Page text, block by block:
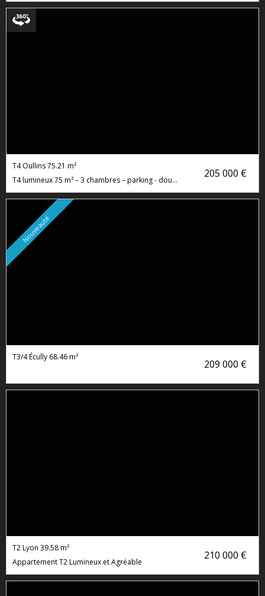
205 000 €
T4 Oullins75.21 m²
T4 lumineux 75 m² – 3 chambres – parking - double balcon – Oullins
Nouveauté
209 000 €
T3/4 Écully 68.46 m²
210 000 €
T2 Lyon 39.58 m²
Appartement T2 Lumineux et Agréable